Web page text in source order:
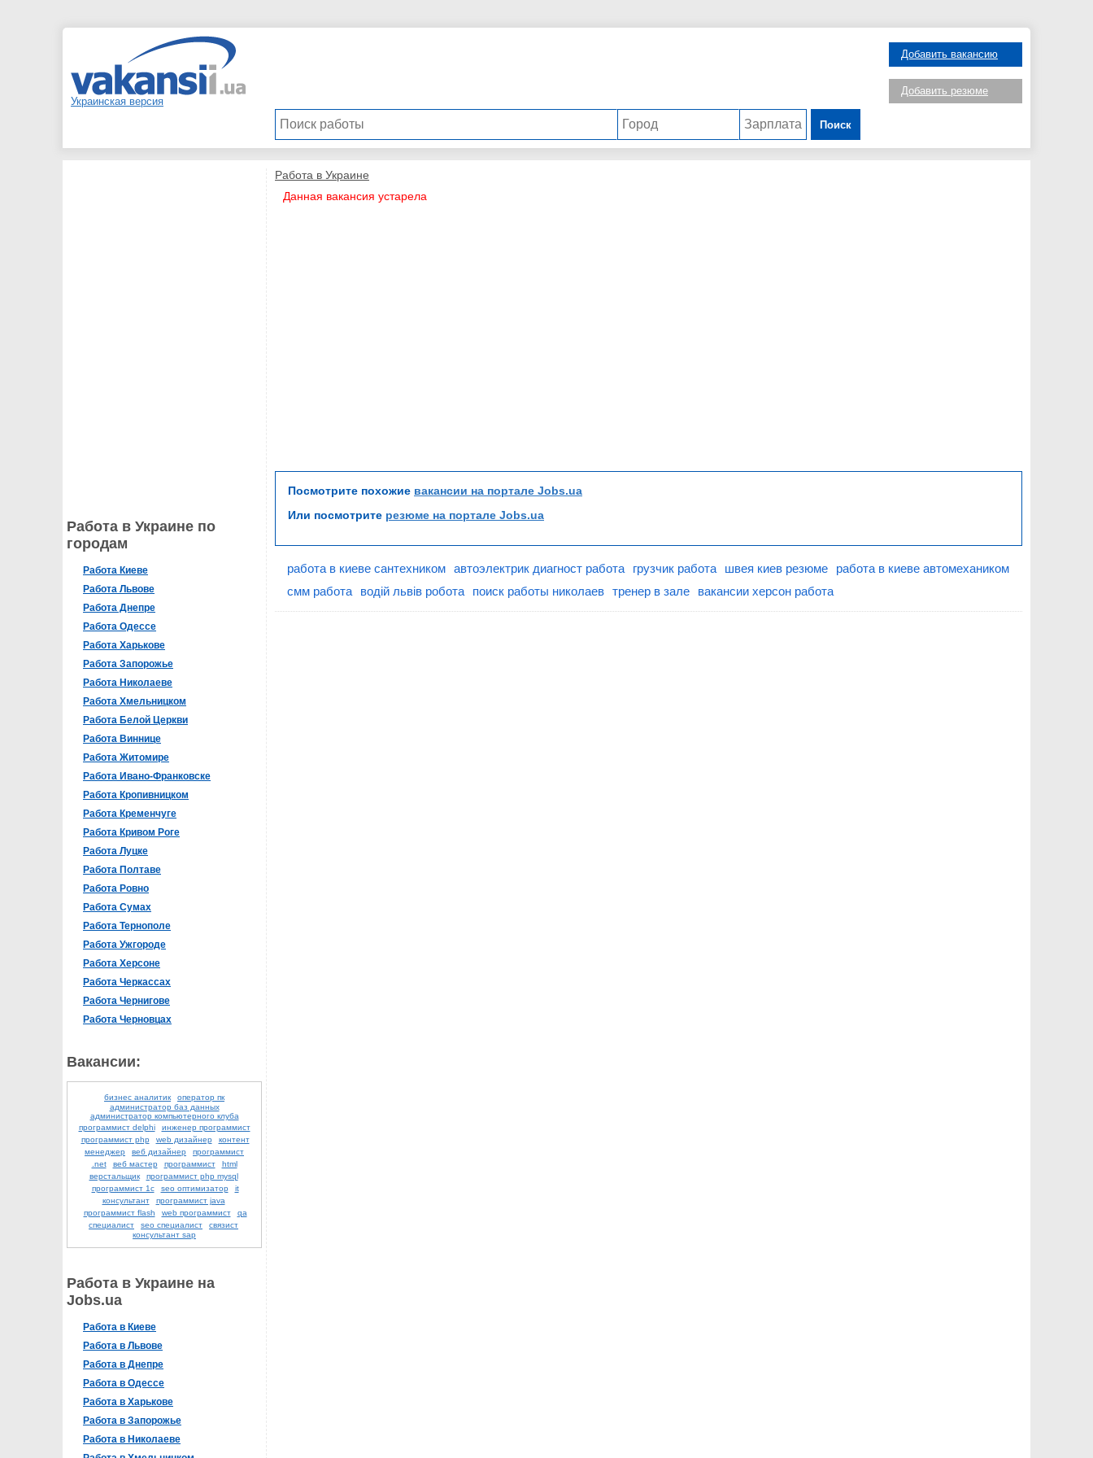
Украинская версия
Поиск
Добавить вакансию
Добавить резюме
Работа в Украине по
городам
Работа Киеве
Работа Львове
Работа Днепре
Работа Одессе
Работа Харькове
Работа Запорожье
Работа Николаеве
Работа Хмельницком
Работа Белой Церкви
Работа Виннице
Работа Житомире
Работа Ивано-Франковске
Работа Кропивницком
Работа Кременчуге
Работа Кривом Роге
Работа Луцке
Работа Полтаве
Работа Ровно
Работа Сумах
Работа Тернополе
Работа Ужгороде
Работа Херсоне
Работа Черкассах
Работа Чернигове
Работа Черновцах
Вакансии:
бизнес аналитик
оператор пк
администратор баз данных
администратор компьютерного клуба
программист delphi
инженер программист
программист php
web дизайнер
контент
менеджер
веб дизайнер
программист
.net
веб мастер программист
html
верстальщик
программист php mysql
программист 1с
seo оптимизатор
it
консультант
программист java
программист flash
web программист
qa
специалист
seo специалист
связист
консультант sap
Работа в Украине на
Jobs.ua
Работа в Киеве
Работа в Львове
Работа в Днепре
Работа в Одессе
Работа в Харькове
Работа в Запорожье
Работа в Николаеве
Работа в Украине
Данная вакансия устарела
Посмотрите похожие вакансии на портале Jobs.ua
Или посмотрите резюме на портале Jobs.ua
работа в киеве сантехником автоэлектрик диагност работа грузчик работа швея киев резюме
работа в киеве автомехаником
смм работа
водій львів робота поиск работы николаев тренер в зале вакансии херсон работа